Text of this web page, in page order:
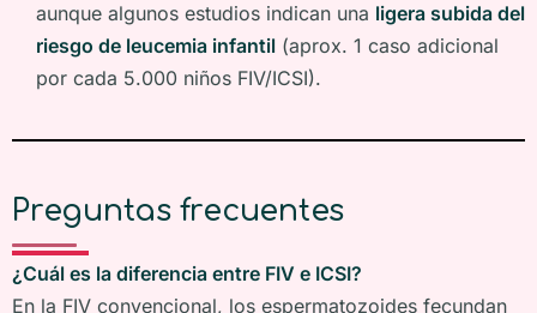
aunque algunos estudios indican una ligera subida del
riesgo de leucemia infantil(aprox. 1 caso adicional
por cada 5.000 niños FIV/ICSI).
Preguntas frecuentes
¿Cuál es la diferencia entre FIV e ICSI?
En la FIV convencional, los espermatozoides fecundan